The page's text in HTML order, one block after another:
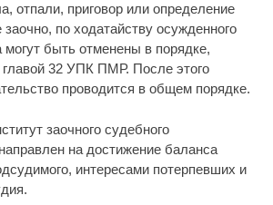
отпали, приговор или определение
по ходатайству осужденного
могут быть отменены в порядке,
32 УПК ПМР. После этого
проводится в общем порядке.
заочного судебного
на достижение баланса
интересами потерпевших и